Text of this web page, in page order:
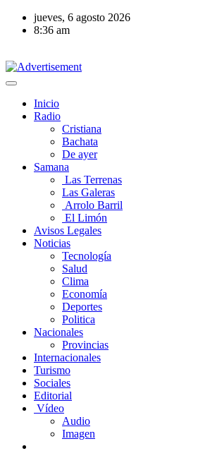
jueves, 6 agosto 2026
8:36 am
Inicio
Radio
Cristiana
Bachata
De ayer
Samana
Las Terrenas
Las Galeras
Arrolo Barril
El Limón
Avisos Legales
Noticias
Tecnología
Salud
Clima
Economía
Deportes
Politica
Nacionales
Provincias
Internacionales
Turismo
Sociales
Editorial
Vídeo
Audio
Imagen